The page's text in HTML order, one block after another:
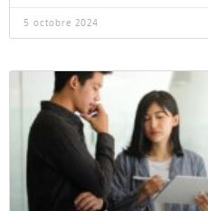
5 octobre 2024